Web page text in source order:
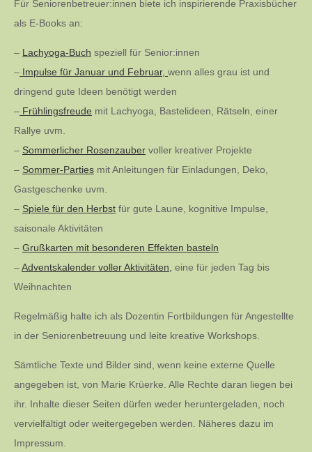
Für Seniorenbetreuer:innen biete ich inspirierende Praxisbücher
als E-Books an:
– Lachyoga-Buch speziell für Senior:innen
– Impulse für Januar und Februar, wenn alles grau ist und
dringend gute Ideen benötigt werden
– Frühlingsfreude mit Lachyoga, Bastelideen, Rätseln, einer
Rallye uvm.
– Sommerlicher Rosenzauber voller kreativer Projekte
– Sommer-Parties mit Anleitungen für Einladungen, Deko,
Gastgeschenke uvm.
– Spiele für den Herbst für gute Laune, kognitive Impulse,
saisonale Aktivitäten
– Grußkarten mit besonderen Effekten basteln
–Adventskalender voller Aktivitäten, eine für jeden Tag bis
Weihnachten
Regelmäßig halte ich als Dozentin Fortbildungen für Angestellte
in der Seniorenbetreuung und leite kreative Workshops.
Sämtliche Texte und Bilder sind, wenn keine externe Quelle
angegeben ist, von Marie Krüerke. Alle Rechte daran liegen bei
ihr. Inhalte dieser Seiten dürfen weder heruntergeladen, noch
vervielfältigt oder weitergegeben werden. Näheres dazu im
Impressum.